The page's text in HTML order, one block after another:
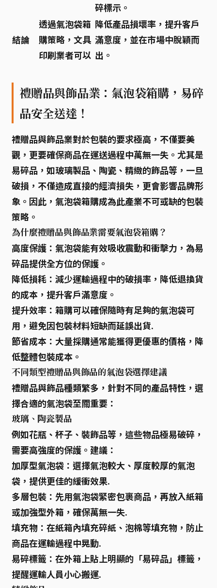
碎標示。
結論
透過氣泡袋箱
購策略，文具
印刷業者可以
降低產品損壞率，提升客戶
滿意度，並在市場中脫穎而
出。
禮贈品與飾品業：氣泡袋箱購，易碎
品安全送達！
禮贈品與飾品業對於包裝的要求極高，不僅要美
觀，更要確保商品在運送過程中萬無一失。尤其是
易碎品 ，如玻璃製品、陶瓷、精緻的飾品等，一旦
破損，不僅造成直接的經濟損失，更會影響品牌形
象。因此，氣泡袋箱購成為此產業不可或缺的包裝
策略。
為什麼禮贈品與飾品業需要氣泡袋箱購？
高度保護： 氣泡袋能有效吸收震動和衝擊力 ，為易
碎品提供全方位的保護。
降低損耗： 減少運輸過程中的破損率，降低退換貨
的成本，提升客戶滿意度。
提升效率： 箱購可以確保隨時有足夠的氣泡袋可
用，避免因包裝材料短缺而延誤出貨.
節省成本： 大量採購通常能獲得更優惠的價格，降
低整體包裝成本。
不同類型禮贈品與飾品的氣泡袋選擇建議
禮贈品與飾品種類繁多，針對不同的產品特性，選
擇合適的氣泡袋至關重要：
玻璃、陶瓷製品
例如花瓶、杯子、裝飾品等，這些物品極易破碎，
需要高強度的保護。建議：
加厚型氣泡袋： 選擇氣泡較大、厚度較厚的氣泡
袋，提供更佳的緩衝效果.
多層包裝： 先用氣泡袋緊密包裹商品，再放入紙箱
或加強型外箱，確保萬無一失.
填充物： 在紙箱內填充碎紙、泡棉等填充物，防止
商品在運輸過程中晃動.
易碎標籤： 在外箱上貼上明顯的「易碎品」標籤，
提醒運輸人員小心搬運.